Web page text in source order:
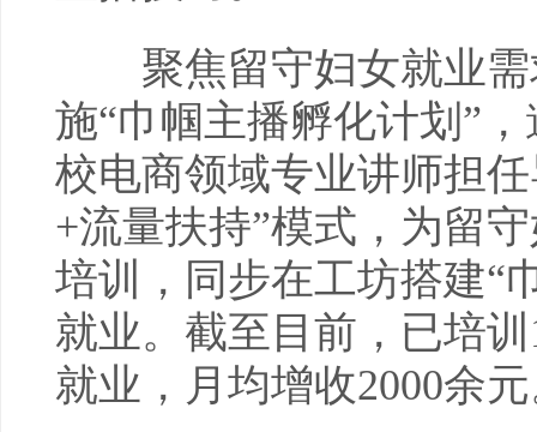
聚焦留守妇女就业需
施“巾帼主播孵化计划”
校电商领域专业讲师担
+流量扶持”模式，为留
培训，同步在工坊搭建“
就业。截至目前，已培
就业，月均增收2000余